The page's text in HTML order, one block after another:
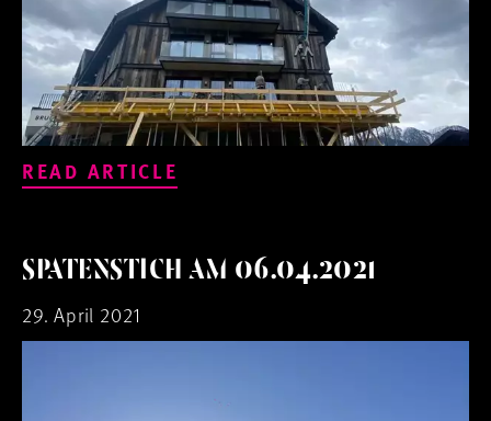
READ ARTICLE
SPATENSTICH AM 06.04.2021
29. April 2021